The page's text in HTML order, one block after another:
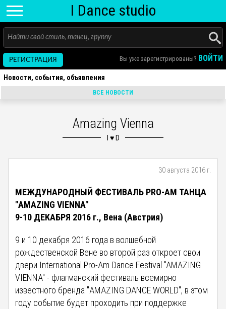
I Dance studio
Вы уже зарегистрированы? ВОЙТИ
РЕГИСТРАЦИЯ
Новости, события, объявления
ВСЕ НОВОСТИ
Amazing Vienna
30 августа 2016 г.
МЕЖДУНАРОДНЫЙ ФЕСТИВАЛЬ PRO-AM ТАНЦА
"AMAZING VIENNA"
9-10 ДЕКАБРЯ 2016 г., Вена (Австрия)
9 и 10 декабря 2016 года в волшебной
рождественской Вене во второй раз откроет свои
двери International Pro-Am Dance Festival "AMAZING
VIENNA" - флагманский фестиваль всемирно
известного бренда "AMAZING DANCE WORLD", в этом
году событие будет проходить при поддержке